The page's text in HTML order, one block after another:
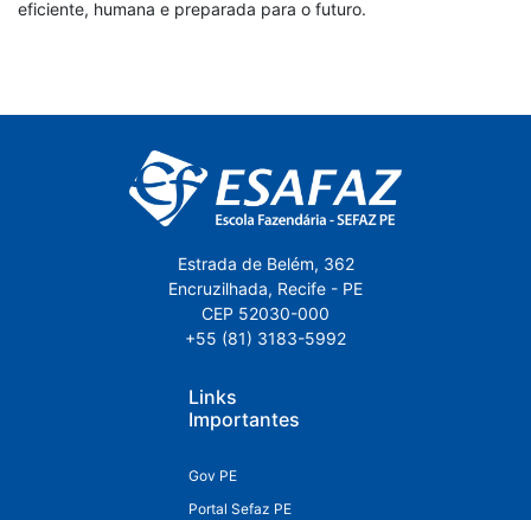
eficiente, humana e preparada para o futuro.
Estrada de Belém, 362
Encruzilhada, Recife - PE
CEP 52030-000
+55 (81) 3183-5992
Links
Importantes
Gov PE
Portal Sefaz PE